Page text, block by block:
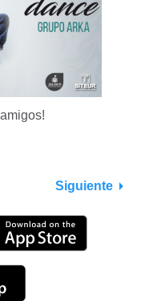
Siguiente